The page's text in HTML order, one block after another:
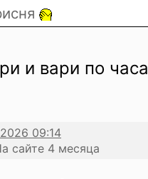
и вари по
сайте 4 месяца